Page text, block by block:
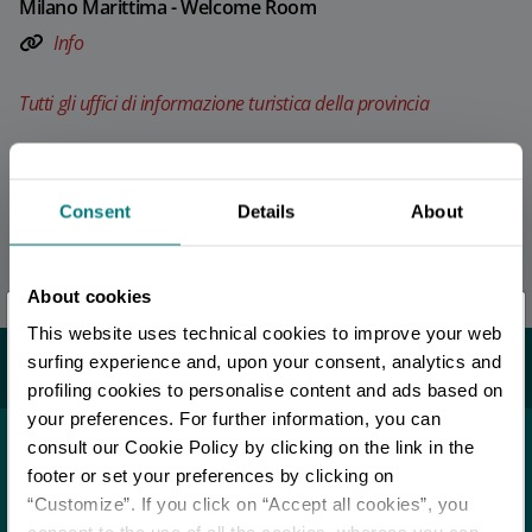
Consent Details About
About cookies
This website uses technical cookies to improve your web
surfing experience and, upon your consent, analytics and
profiling cookies to personalise content and ads based on
your preferences. For further information, you can
consult our Cookie Policy by clicking on the link in the
footer or set your preferences by clicking on
“Customize”. If you click on “Accept all cookies”, you
Milano Marittima - Welcome Room
Info
Tutti gli uffici di informazione turistica della provincia
Potrebbe interessarti...
Località
Cervia
×
Sei arrivato in ritardo. ..
Per rimanere aggiornato
SCOPRI TUTTI GLI EVENTI